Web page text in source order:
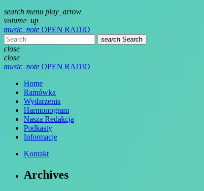
search menu play_arrow
volume_up
music_note OPEN RADIO
search Search
close
close
music_note OPEN RADIO
Home
Ramówka
Wydarzenia
Harmonogram
Nasza Redakcja
Podkasty
Informacje
Kontakt
Archives